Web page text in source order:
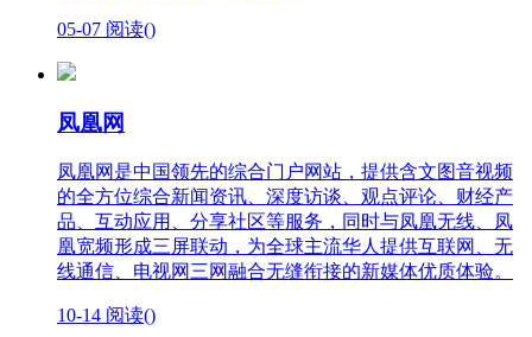
05-07 阅读()
凤凰网
凤凰网是中国领先的综合门户网站，提供含文图音视频
的全方位综合新闻资讯、深度访谈、观点评论、财经产
品、互动应用、分享社区等服务，同时与凤凰无线、凤
凰宽频形成三屏联动，为全球主流华人提供互联网、无
线通信、电视网三网融合无缝衔接的新媒体优质体验。
10-14 阅读()